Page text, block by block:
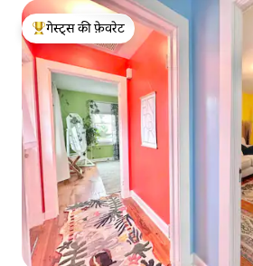
गेस्ट्स का टॉप फ़ेवरेट
गेस्ट्स की फ़ेवरेट